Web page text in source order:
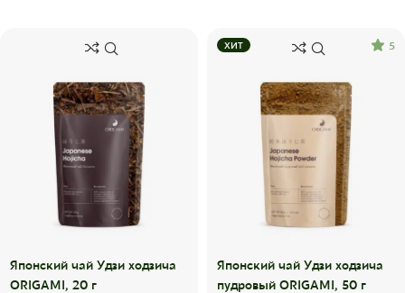
Японский чай Удзи ходзича
ORIGAMI, 20 г
ХИТ 5
Японский чай Удзи xодзича
пудровый ORIGAMI, 50 г